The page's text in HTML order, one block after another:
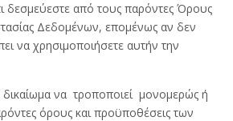
δεσμεύεστε από τους παρόντες Όρους
Δεδομένων, επομένως αν δεν
να χρησιμοποιήσετε αυτήν την
δικαίωμα να τροποποιεί μονομερώς ή
όρους και προϋποθέσεις των